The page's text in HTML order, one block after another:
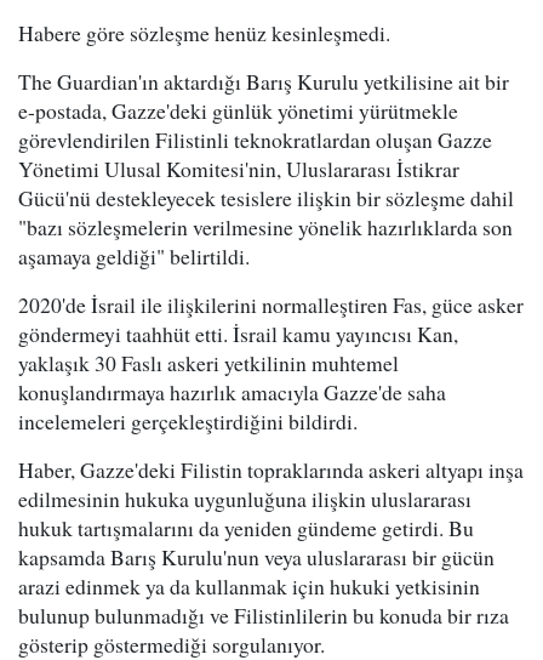
Habere göre sözleşme henüz kesinleşmedi.
The Guardian'ın aktardığı Barış Kurulu yetkilisine ait bir
e-postada, Gazze'deki günlük yönetimi yürütmekle
görevlendirilen Filistinli teknokratlardan oluşan Gazze
Yönetimi Ulusal Komitesi'nin, Uluslararası İstikrar
Gücü'nü destekleyecek tesislere ilişkin bir sözleşme dahil
"bazı sözleşmelerin verilmesine yönelik hazırlıklarda son
aşamaya geldiği" belirtildi.
2020'de İsrail ile ilişkilerini normalleştiren Fas, güce asker
göndermeyi taahhüt etti. İsrail kamu yayıncısı Kan,
yaklaşık 30 Faslı askeri yetkilinin muhtemel
konuşlandırmaya hazırlık amacıyla Gazze'de saha
incelemeleri gerçekleştirdiğini bildirdi.
Haber, Gazze'deki Filistin topraklarında askeri altyapı inşa
edilmesinin hukuka uygunluğuna ilişkin uluslararası
hukuk tartışmalarını da yeniden gündeme getirdi. Bu
kapsamda Barış Kurulu'nun veya uluslararası bir gücün
arazi edinmek ya da kullanmak için hukuki yetkisinin
bulunup bulunmadığı ve Filistinlilerin bu konuda bir rıza
gösterip göstermediği sorgulanıyor.